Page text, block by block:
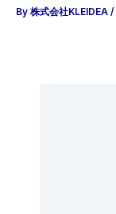
By 株式会社KLEIDEA /